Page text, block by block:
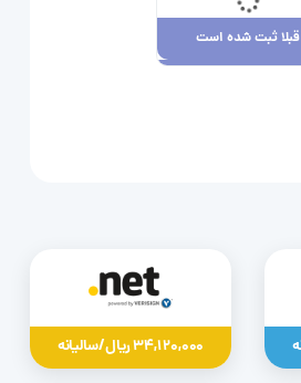
قبلا ثبت شده است
34,120,000 ریال/سالیانه